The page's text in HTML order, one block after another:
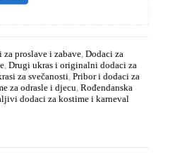
proslave i zabave, Dodaci za
, Drugi ukras i originalni dodaci za
za svečanosti, Pribor i dodaci za
za odrasle i djecu, Rođendanska
dodaci za kostime i karneval